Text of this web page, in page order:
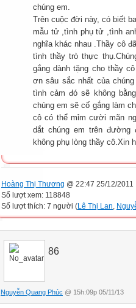
chúng em.
Trên cuộc đời này, có biết
mẫu tử ,tình phụ tử ,tình
nghĩa khác nhau .Thầy cô
tình thầy trò thực
gắng dành tặng cho thầy
ơn sâu sắc nhất của
tình cảm đó sẽ không
chúng em sẽ cố gắng làm
cô có thể mỉm cười mãn
dắt chúng em trên đường
không phụ lòng thầy cô.Xin
Hoàng Thị Thương @ 22:47 25/12/2011
Số lượt xem: 118848
Số lượt thích: 7 người (Lê Thị Lan
86
Nguyễn Quang Phúc @ 15h:09p 05/11/13